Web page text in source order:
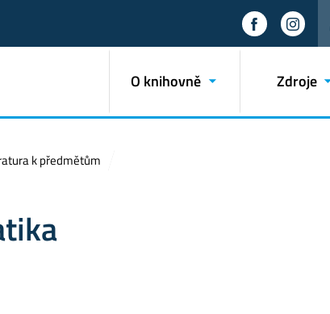
O knihovně Zdroje
k předmětům